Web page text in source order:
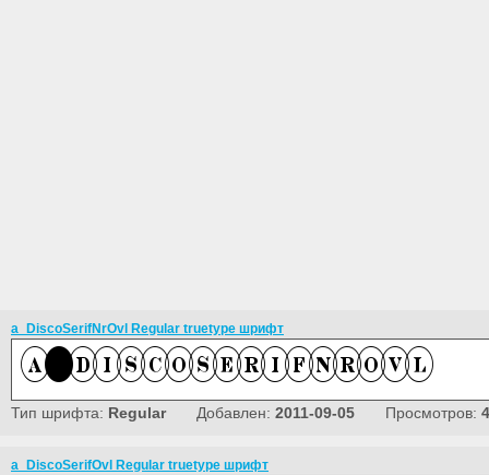
a_DiscoSerifNrOvl Regular truetype шрифт
Тип шрифта: RegularДобавлен: 2011-09-05 Просмотров:
a_DiscoSerifOvl Regular truetype шрифт